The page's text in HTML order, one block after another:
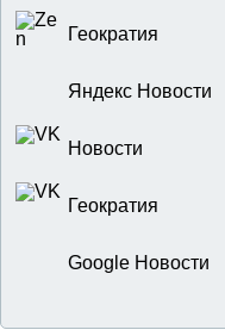
Геократия
Яндекс Новости
Новости
Геократия
Google Новости